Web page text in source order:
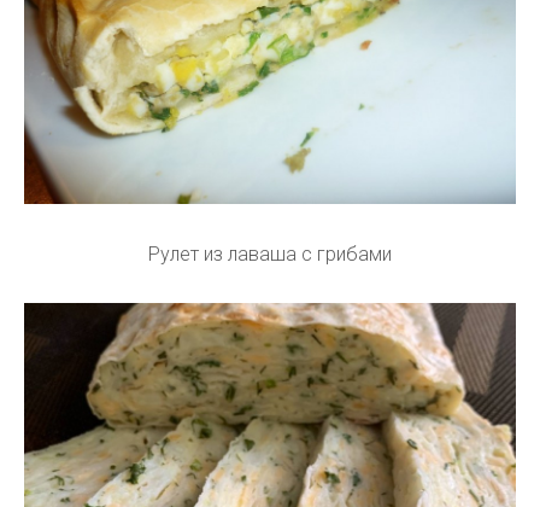
Рулет из лаваша с грибами